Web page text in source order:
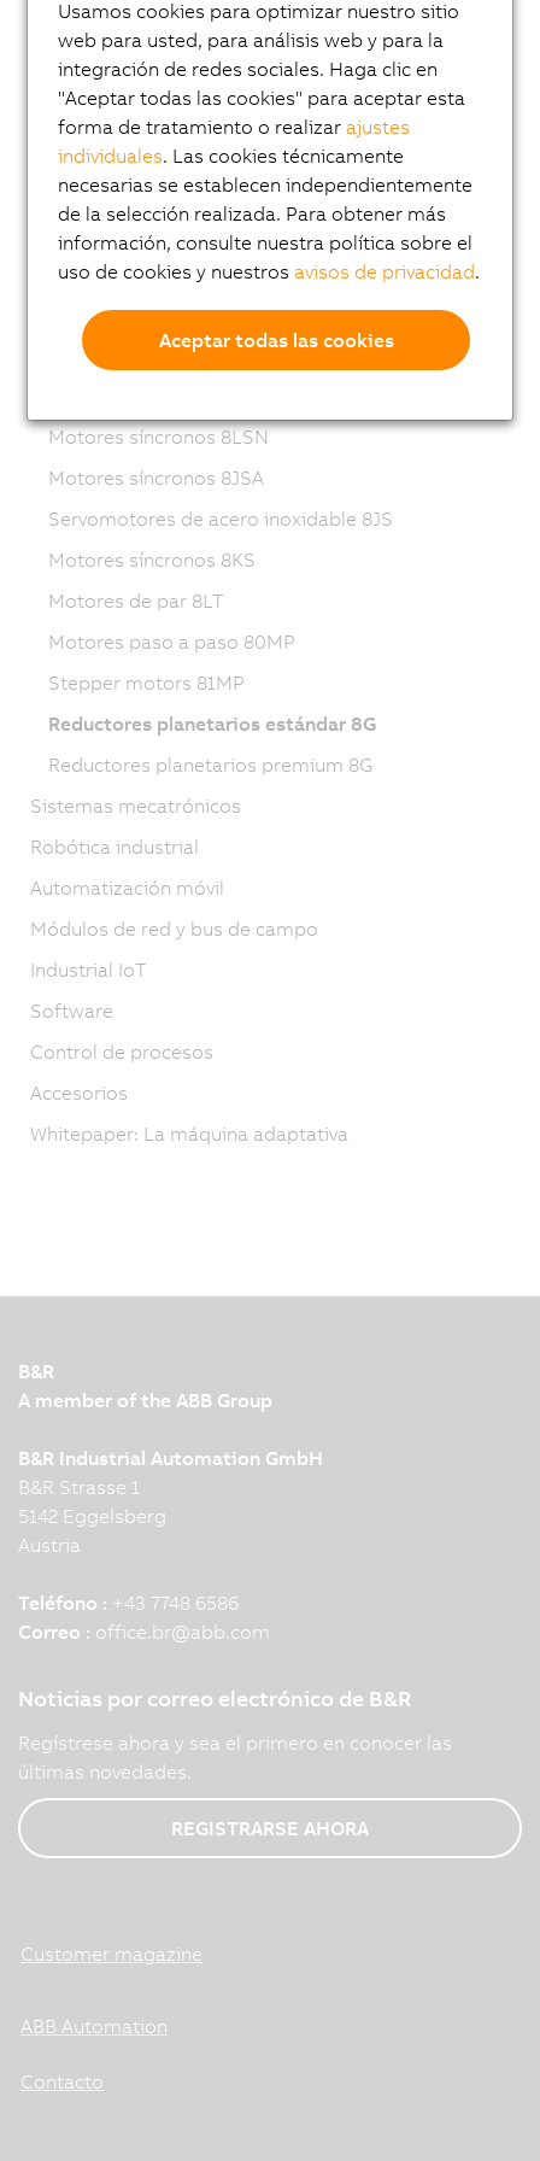
Variable frequency drives (VFD)
8LS-4 synchronous motors
8MS-4 synchronous motors
ACOPOSmotor Compact
Servomotores 8WSA
Motores reductores 8WSB
Motores síncronos 8LVA
Motores reductores 8LVB
Motores síncronos 8LWA
Motores síncronos 8LSN
Motores síncronos 8JSA
Servomotores de acero inoxidable 8JS
Motores síncronos 8KS
Motores de par 8LT
Motores paso a paso 80MP
Stepper motors 81MP
Reductores planetarios estándar 8G
Reductores planetarios premium 8G
Sistemas mecatrónicos
Robótica industrial
Automatización móvil
Módulos de red y bus de campo
Industrial IoT
Software
Control de procesos
Accesorios
Whitepaper: La máquina adaptativa
B&R
A member of the ABB Group
B&R Industrial Automation GmbH
B&R Strasse 1
5142 Eggelsberg
Austria
Teléfono : +43 7748 6586
Correo : office.br@abb.com
Noticias por correo electrónico de B&R
Regístrese ahora y sea el primero en conocer las
últimas novedades.
REGISTRARSE AHORA
Customer magazine
ABB Automation
Contacto
Usamos cookies para optimizar nuestro sitio
web para usted, para análisis web y para la
integración de redes sociales. Haga clic en
"Aceptar todas las cookies" para aceptar esta
forma de tratamiento o realizarajustes
individuales. Las cookies técnicamente
necesarias se establecen independientemente
de la selección realizada. Para obtener más
información, consulte nuestra política sobre el
uso de cookies y nuestrosavisos de privacidad.
Aceptar todas las cookies